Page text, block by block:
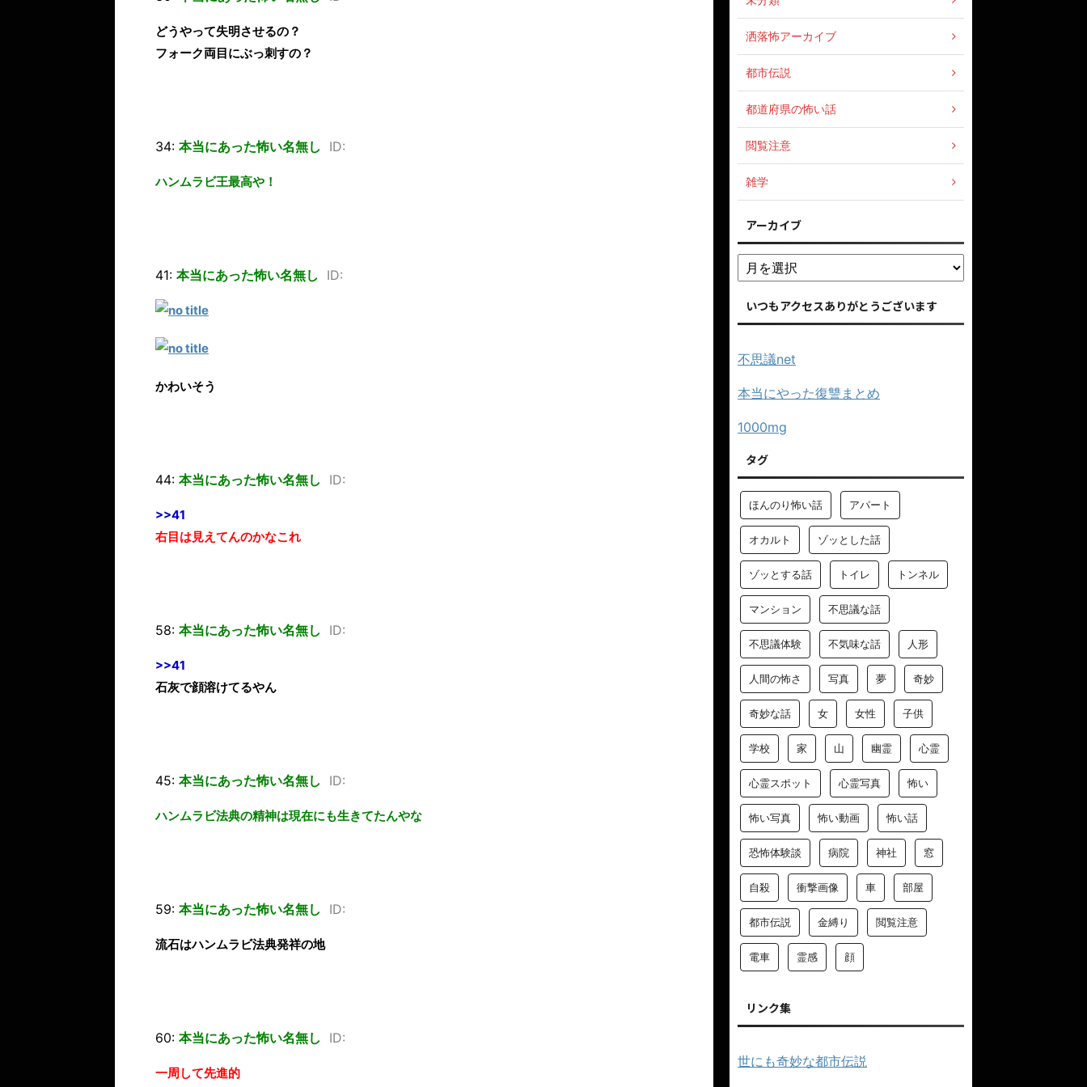
どうやって失明させるの？
フォーク両目にぶっ刺すの？
34: 本当にあった怖い名無し ID:
ハンムラビ王最高や！
41: 本当にあった怖い名無し ID:
かわいそう
44: 本当にあった怖い名無し ID:
>>41
右目は見えてんのかなこれ
58: 本当にあった怖い名無し ID:
>>41
石灰で顔溶けてるやん
45: 本当にあった怖い名無し ID:
ハンムラビ法典の精神は現在にも生きてたんやな
59: 本当にあった怖い名無し ID:
流石はハンムラビ法典発祥の地
60: 本当にあった怖い名無し ID:
一周して先進的
洒落怖アーカイブ
都市伝説
都道府県の怖い話
閲覧注意
雑学
アーカイブ
いつもアクセスありがとうございます
不思議net
本当にやった復讐まとめ
1000mg
タグ
ほんのり怖い話 アパート
オカルト ゾッとした話
ゾッとする話 トイレ トンネル
マンション 不思議な話
不思議体験 不気味な話 人形
人間の怖さ 写真 夢 奇妙
奇妙な話 女 女性 子供
学校 家 山 幽霊 心霊
心霊スポット 心霊写真 怖い
怖い写真 怖い動画 怖い話
恐怖体験談 病院 神社 窓
自殺 衝撃画像 車 部屋
都市伝説 金縛り 閲覧注意
電車 霊感 顔
リンク集
世にも奇妙な都市伝説